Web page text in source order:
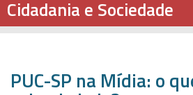
Cidadania e Sociedade
PUC-SP na Mídia: o